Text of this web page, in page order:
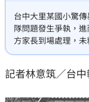
台中大里某國小驚
隊問題發生爭執，
方家長到場處理，
後，竟連飆5次三字
自由罪》等起訴，但
記者林意筑／台